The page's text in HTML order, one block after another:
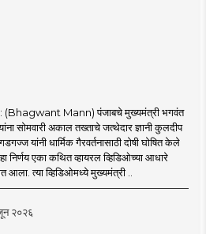
(Bhagwant Mann) पंजाबचे मुख्यमंत्री भगवंत
सोमवारी अकाल तख्ताचे जत्थेदार ज्ञानी कुलदीप
यांनी धार्मिक गैरवर्तनासाठी दोषी घोषित केले
निर्णय एका कथित व्हायरल व्हिडिओच्या आधारे
आला. त्या व्हिडिओमध्ये मुख्यमंत्री ..
२०२६